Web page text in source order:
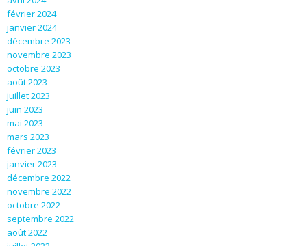
février 2024
janvier 2024
décembre 2023
novembre 2023
octobre 2023
août 2023
juillet 2023
juin 2023
mai 2023
mars 2023
février 2023
janvier 2023
décembre 2022
novembre 2022
octobre 2022
septembre 2022
août 2022